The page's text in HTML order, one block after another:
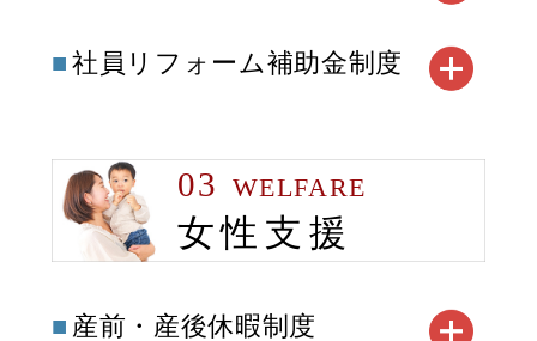
社員リフォーム補助金制度
03 WELFARE
女性支援
産前・産後休暇制度